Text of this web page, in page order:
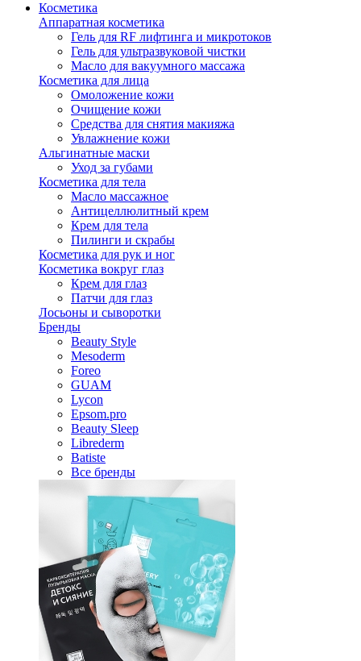
Косметика
Аппаратная косметика
Гель для RF лифтинга и микротоков
Гель для ультразвуковой чистки
Масло для вакуумного массажа
Косметика для лица
Омоложение кожи
Очищение кожи
Средства для снятия макияжа
Увлажнение кожи
Альгинатные маски
Уход за губами
Косметика для тела
Масло массажное
Антицеллюлитный крем
Крем для тела
Пилинги и скрабы
Косметика для рук и ног
Косметика вокруг глаз
Крем для глаз
Патчи для глаз
Лосьоны и сыворотки
Бренды
Beauty Style
Mesoderm
Foreo
GUAM
Lycon
Epsom.pro
Beauty Sleep
Librederm
Batiste
Все бренды